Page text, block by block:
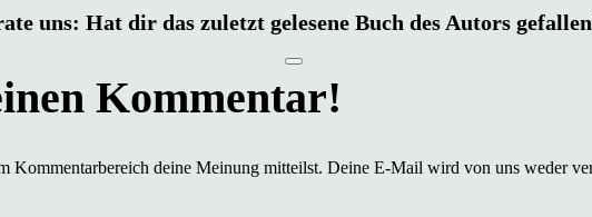
uns: Hat dir das zuletzt gelesene Buch des Autors
Kommentarbereich deine Meinung mitteilst. Deine E-Mail wird von uns weder